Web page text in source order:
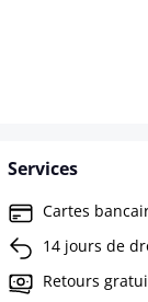
Services
Cartes
14 jours de
Retours